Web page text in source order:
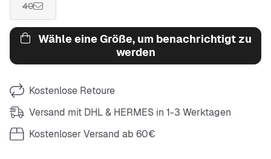
40
Wähle eine Größe, um benachrichtigt zu
werden
Kostenlose Retoure
Versand mit DHL & HERMES in 1-3 Werktagen
Kostenloser Versand ab 60€